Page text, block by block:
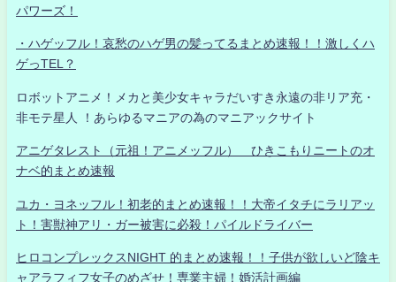
パワーズ！
・ハゲッフル！哀愁のハゲ男の髪ってるまとめ速報！！激しくハ
ゲっTEL？
ロボットアニメ！メカと美少女キャラだいすき永遠の非リア充・
非モテ星人 ！あらゆるマニアの為のマニアックサイト
アニゲタレスト（元祖！アニメッフル） ひきこもりニートのオ
ナベ的まとめ速報
ユカ・ヨネッフル！初老的まとめ速報！！大帝イタチにラリアッ
ト！害獣神アリ・ガー被害に必殺！パイルドライバー
ヒロコンプレックスNIGHT 的まとめ速報！！子供が欲しいど陰キ
ャアラフィフ女子のめざせ！専業主婦！婚活計画編